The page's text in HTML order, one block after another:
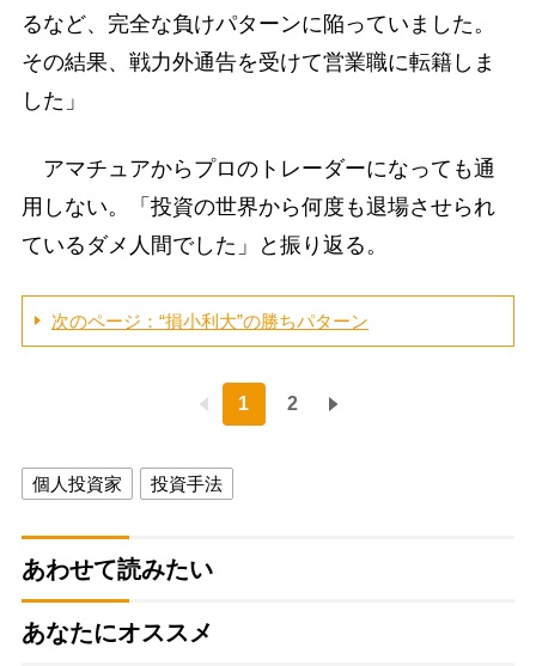
るなど、完全な負けパターンに陥っていました。
その結果、戦力外通告を受けて営業職に転籍しま
した」
アマチュアからプロのトレーダーになっても通
用しない。「投資の世界から何度も退場させられ
ているダメ人間でした」と振り返る。
次のページ：“損小利大”の勝ちパターン
1 2
個人投資家 投資手法
あわせて読みたい
あなたにオススメ